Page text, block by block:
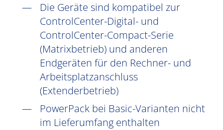
Die Geräte sind kompatibel zur
ControlCenter-Digital- und
ControlCenter-Compact-Serie
(Matrixbetrieb) und anderen
Endgeräten für den Rechner- und
Arbeitsplatzanschluss
(Extenderbetrieb)
PowerPack bei Basic-Varianten nicht
im Lieferumfang enthalten